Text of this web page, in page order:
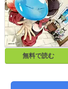
無料で読む